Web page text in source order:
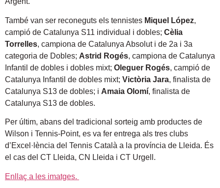
També van ser reconeguts els tennistes Miquel López,
campió de Catalunya S11 individual i dobles; Cèlia
Torrelles, campiona de Catalunya Absolut i de 2a i 3a
categoria de Dobles; Astrid Rogés, campiona de Catalunya
Infantil de dobles i dobles mixt; Oleguer Rogés, campió de
Catalunya Infantil de dobles mixt; Victòria Jara, finalista de
Catalunya S13 de dobles; i Amaia Olomí, finalista de
Catalunya S13 de dobles.
Per últim, abans del tradicional sorteig amb productes de
Wilson i Tennis-Point, es va fer entrega als tres clubs
d’Excel·lència del Tennis Català a la província de Lleida. És
el cas del CT Lleida, CN Lleida i CT Urgell.
Enllaç a les imatges.